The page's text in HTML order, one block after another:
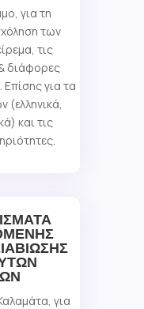
για τη
των
τις
διάφορες
Επίσης για τα
και τις
για